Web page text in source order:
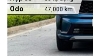
Odo 47,000 km